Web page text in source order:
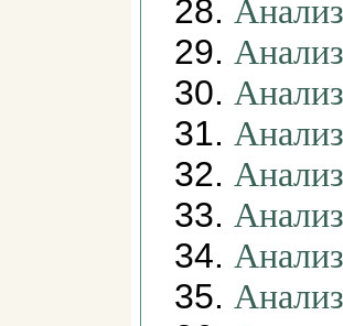
28.
29.
30.
31.
32.
33.
34.
35.